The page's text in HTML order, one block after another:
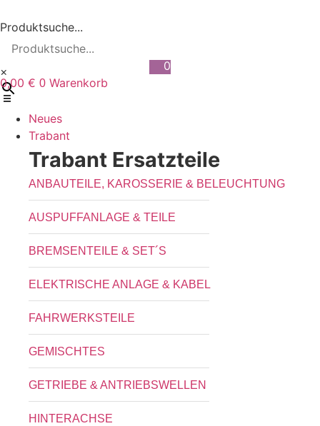
Inhalt
wechseln
Produktsuche...
×
0
0,00 € 0 Warenkorb
Neues
Trabant
Trabant Ersatzteile
ANBAUTEILE, KAROSSERIE & BELEUCHTUNG
AUSPUFFANLAGE & TEILE
BREMSENTEILE & SET´S
ELEKTRISCHE ANLAGE & KABEL
FAHRWERKSTEILE
GEMISCHTES
GETRIEBE & ANTRIEBSWELLEN
HINTERACHSE